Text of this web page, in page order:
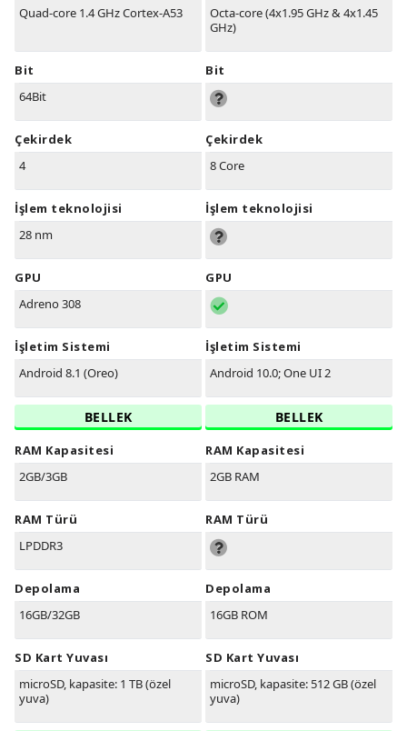
Quad-core 1.4 GHz Cortex-A53
Bit
64Bit
Çekirdek
4
İşlem teknolojisi
28 nm
GPU
Adreno 308
İşletim Sistemi
Android 8.1 (Oreo)
BELLEK
RAM Kapasitesi
2GB/3GB
RAM Türü
LPDDR3
Depolama
16GB/32GB
SD Kart Yuvası
microSD, kapasite: 1 TB (özel
yuva)
Octa-core (4x1.95 GHz & 4x1.45
GHz)
Bit
Çekirdek
8 Core
İşlem teknolojisi
GPU
İşletim Sistemi
Android 10.0; One UI 2
BELLEK
RAM Kapasitesi
2GB RAM
RAM Türü
Depolama
16GB ROM
SD Kart Yuvası
microSD, kapasite: 512 GB (özel
yuva)